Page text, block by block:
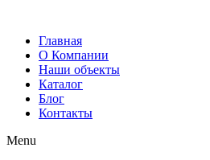
содержимому
Главная
О Компании
Наши объекты
Каталог
Блог
Контакты
Menu